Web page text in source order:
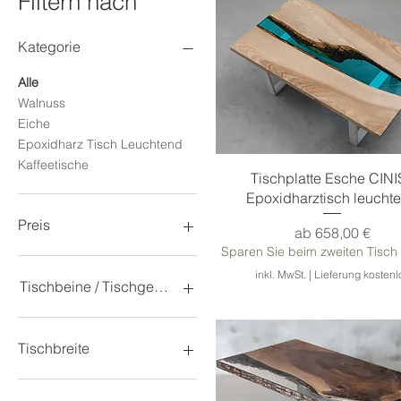
Kategorie
Alle
Walnuss
Eiche
Epoxidharz Tisch Leuchtend
Kaffeetische
Preis
Tischbeine / Tischgestelle
Andere Tischbeine
(siehe Info)
Standard (Wie auf dem
Tischbreite
100 cm
Schnellansicht
Tischplatte Esche
Epoxidharztisch
ab 658,00 €
Sale-Preis
Sparen Sie beim zweiten Tisch
inkl. MwSt. | Lieferung